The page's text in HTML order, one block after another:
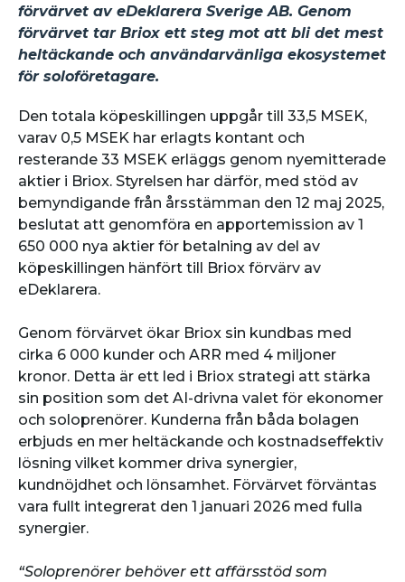
förvärvet av eDeklarera Sverige AB. Genom
förvärvet tar Briox ett steg mot att bli det mest
heltäckande och användarvänliga ekosystemet
för soloföretagare.
Den totala köpeskillingen uppgår till 33,5 MSEK,
varav 0,5 MSEK har erlagts kontant och
resterande 33 MSEK erläggs genom nyemitterade
aktier i Briox. Styrelsen har därför, med stöd av
bemyndigande från årsstämman den 12 maj 2025,
beslutat att genomföra en apportemission av 1
650 000 nya aktier för betalning av del av
köpeskillingen hänfört till Briox förvärv av
eDeklarera.
Genom förvärvet ökar Briox sin kundbas med
cirka 6 000 kunder och ARR med 4 miljoner
kronor. Detta är ett led i Briox strategi att stärka
sin position som det AI-drivna valet för ekonomer
och soloprenörer. Kunderna från båda bolagen
erbjuds en mer heltäckande och kostnadseffektiv
lösning vilket kommer driva synergier,
kundnöjdhet och lönsamhet. Förvärvet förväntas
vara fullt integrerat den 1 januari 2026 med fulla
synergier.
“Soloprenörer behöver ett affärsstöd som